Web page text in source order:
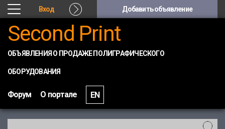
Вход Добавить объявление
Second Print
ОБЪЯВЛЕНИЯ О ПРОДАЖЕ ПОЛИГРАФИЧЕСКОГО
ОБОРУДОВАНИЯ
Форум О портале EN